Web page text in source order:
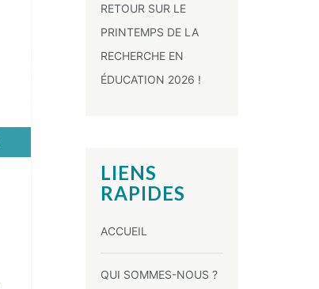
RETOUR SUR LE
PRINTEMPS DE LA
RECHERCHE EN
ÉDUCATION 2026 !
LIENS
RAPIDES
ACCUEIL
QUI SOMMES-NOUS ?